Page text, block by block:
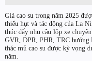
Giá cao su trong năm 2025
thiếu hụt và tác động của La
thúc đẩy nhu cầu lốp xe
GVR, DPR, PHR, TRC hưởng
thác mủ cao su được kỳ vọng
năm.